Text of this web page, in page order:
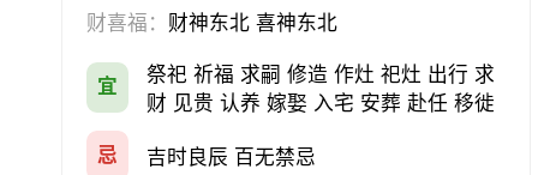
财喜福： 财神东北 喜神东北
宜
祭祀 祈福 求嗣 修造 作灶 祀灶 出行 求
财 见贵 认养 嫁娶 入宅 安葬 赴任 移徙
忌 吉时良辰 百无禁忌